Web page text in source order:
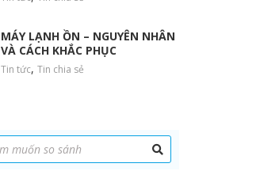
MÁY LẠNH ỒN – NGUYÊN NHÂN
VÀ CÁCH KHẮC PHỤC
Tin tức, Tin chia sẻ